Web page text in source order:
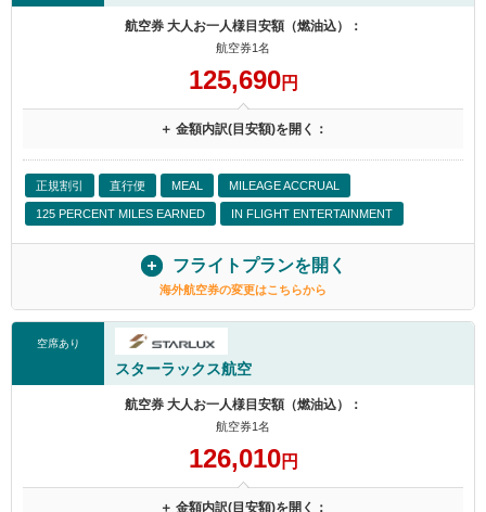
航空券 大人お一人様目安額（燃油込）：
航空券1名
125,690円
＋ 金額内訳(目安額)を開く：
正規割引 直行便 MEAL MILEAGE ACCRUAL
125 PERCENT MILES EARNED IN FLIGHT ENTERTAINMENT
フライトプランを開く
海外航空券の変更はこちらから
空席あり
スターラックス航空
航空券 大人お一人様目安額（燃油込）：
航空券1名
126,010円
＋ 金額内訳(目安額)を開く：